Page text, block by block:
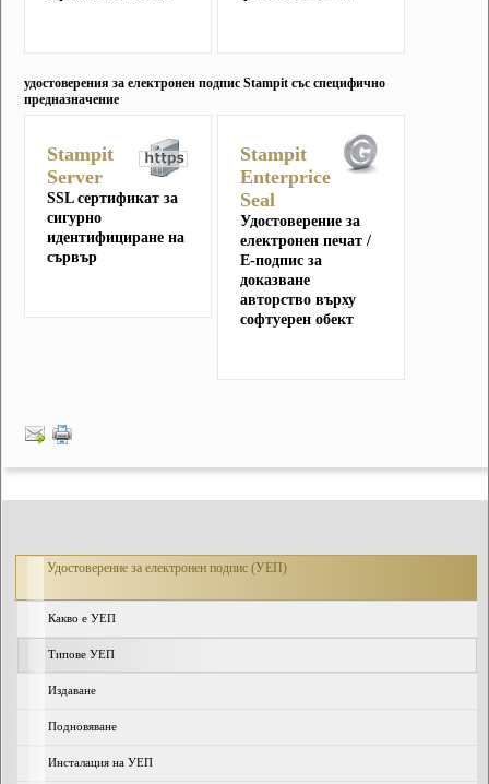
Удостоверение за електронен подпис (УЕП)
Какво е УЕП
Типове УЕП
Издаване
Подновяване
Инсталация на УЕП
удостоверения за електронен подпис Stampit със специфично
предназначение
Stampit
Server
SSL сертификат за
сигурно
идентифициране на
сървър
Stampit
Enterprice
Seal
Удостоверение за
електронен печат /
Е-подпис за
доказване
авторство върху
софтуерен обект